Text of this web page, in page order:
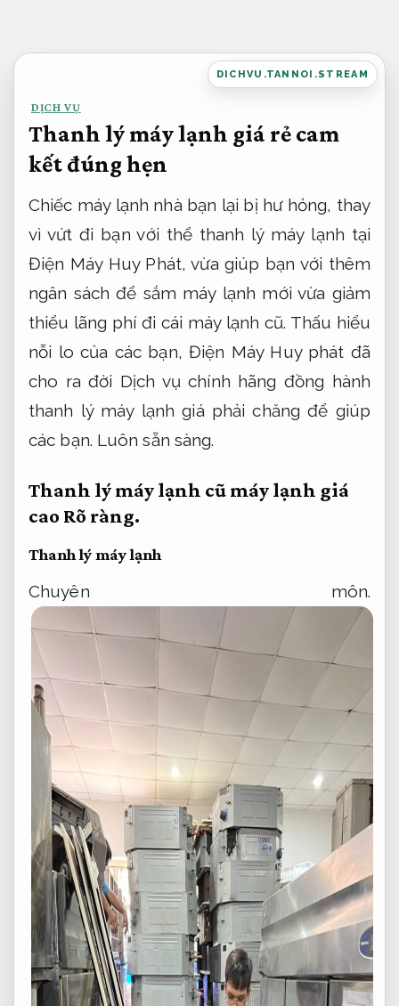
dung
DICHVU.TANNOI.STREAM
DỊCH VỤ
Thanh lý máy lạnh giá rẻ cam
kết đúng hẹn
Chiếc máy lạnh nhà bạn lại bị hư hỏng, thay
vì vứt đi bạn với thể thanh lý máy lạnh tại
Điện Máy Huy Phát, vừa giúp bạn với thêm
ngân sách để sắm máy lạnh mới vừa giảm
thiểu lãng phí đi cái máy lạnh cũ. Thấu hiểu
nỗi lo của các bạn, Điện Máy Huy phát đã
cho ra đời Dịch vụ chính hãng đồng hành
thanh lý máy lạnh giá phải chăng để giúp
các bạn. Luôn sẵn sàng.
Thanh lý máy lạnh cũ máy lạnh giá
cao Rõ ràng.
Thanh lý máy lạnh
Chuyên môn.